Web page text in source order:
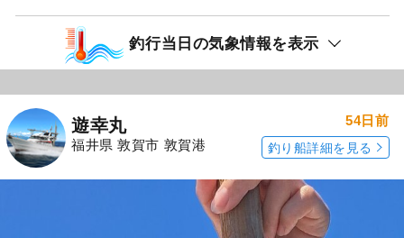
釣行当日の気象情報を表示
遊幸丸
福井県 敦賀市 敦賀港
54日前
釣り船詳細を見る